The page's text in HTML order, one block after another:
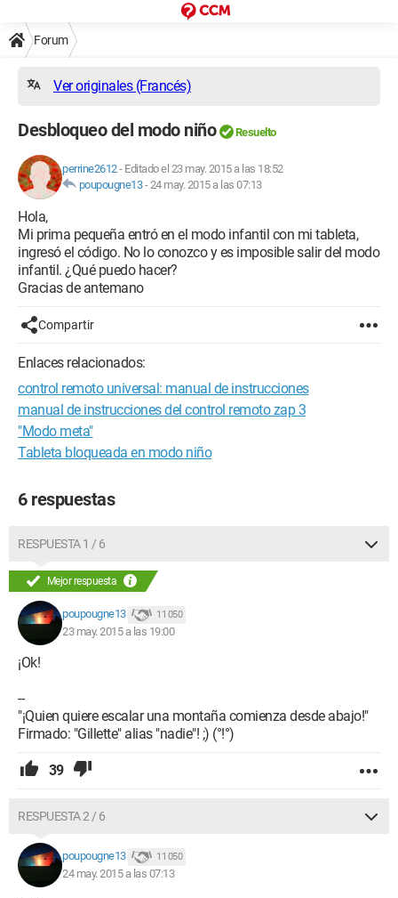
Forum
Ver originales (Francés)
Desbloqueo del modo niño Resuelto
perrine2612- Editado el 23 may. 2015 a las 18:52
poupougne13-24 may. 2015 a las 07:13
Hola,
Mi prima pequeña entró en el modo infantil con mi tableta,
ingresó el código. No lo conozco y es imposible salir del modo
infantil. ¿Qué puedo hacer?
Gracias de antemano
Compartir
Enlaces relacionados:
control remoto universal: manual de instrucciones
manual de instrucciones del control remoto zap 3
"Modo meta"
Tableta bloqueada en modo niño
6 respuestas
RESPUESTA 1 / 6
Mejor respuesta
poupougne13 11 050
23 may. 2015 a las 19:00
¡Ok!
--
"¡Quien quiere escalar una montaña comienza desde abajo!"
Firmado: "Gillette" alias "nadie"! ;) (°!°)
39
RESPUESTA 2 / 6
poupougne13 11 050
24 may. 2015 a las 07:13